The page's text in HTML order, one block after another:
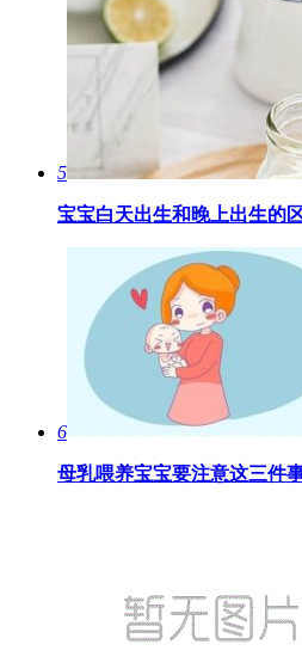
5
宝宝白天出生和晚上出生的
6
母乳喂养宝宝要注意这三件